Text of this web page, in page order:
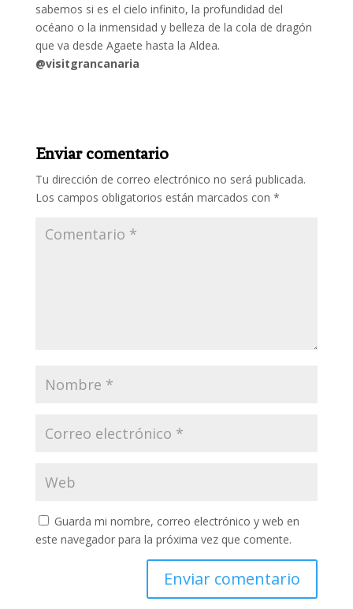
sabemos si es el cielo infinito, la profundidad del
océano o la inmensidad y belleza de la cola de dragón
que va desde Agaete hasta la Aldea.
@visitgrancanaria
Enviar comentario
Tu dirección de correo electrónico no será publicada.
Los campos obligatorios están marcados con *
Guarda mi nombre, correo electrónico y web en
este navegador para la próxima vez que comente.